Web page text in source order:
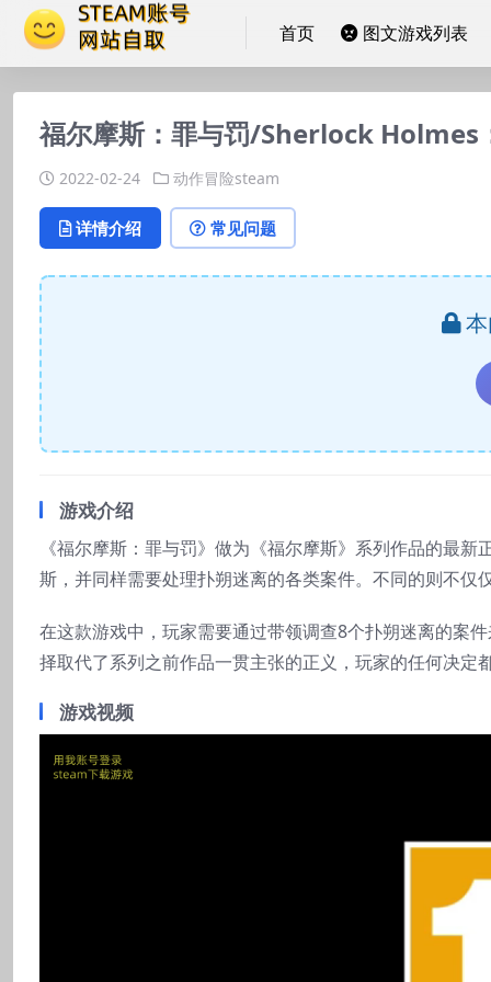
首页 图文游戏列表
福尔摩斯：罪与罚/Sherlock
2022-02-24 动作冒险steam
详情介绍 常见问题
游戏介绍
《福尔摩斯：罪与罚》做为《福尔摩斯》系列作品的最
斯，并同样需要处理扑朔迷离的各类案件。不同的则不
在这款游戏中，玩家需要通过带领调查8个扑朔迷离的案
择取代了系列之前作品一贯主张的正义，玩家的任何决
游戏视频